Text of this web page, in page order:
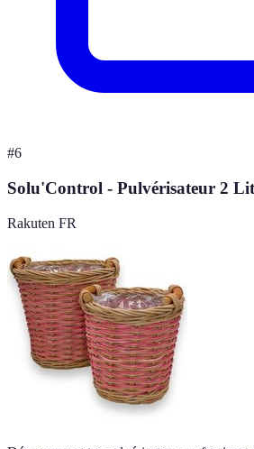
#6
Solu'Control - Pulvérisateur 2
Rakuten FR